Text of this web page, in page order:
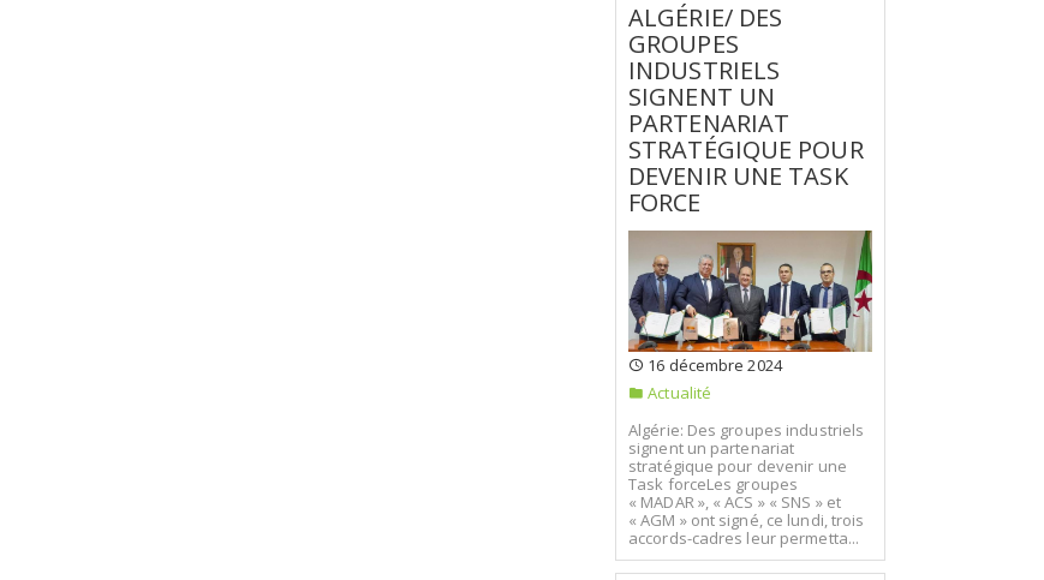
ALGÉRIE/ DES
GROUPES
INDUSTRIELS
SIGNENT UN
PARTENARIAT
STRATÉGIQUE POUR
DEVENIR UNE TASK
FORCE
16 décembre 2024
Actualité
Algérie: Des groupes industriels
signent un partenariat
stratégique pour devenir une
Task forceLes groupes
« MADAR », « ACS » « SNS » et
« AGM » ont signé, ce lundi, trois
accords-cadres leur permetta...